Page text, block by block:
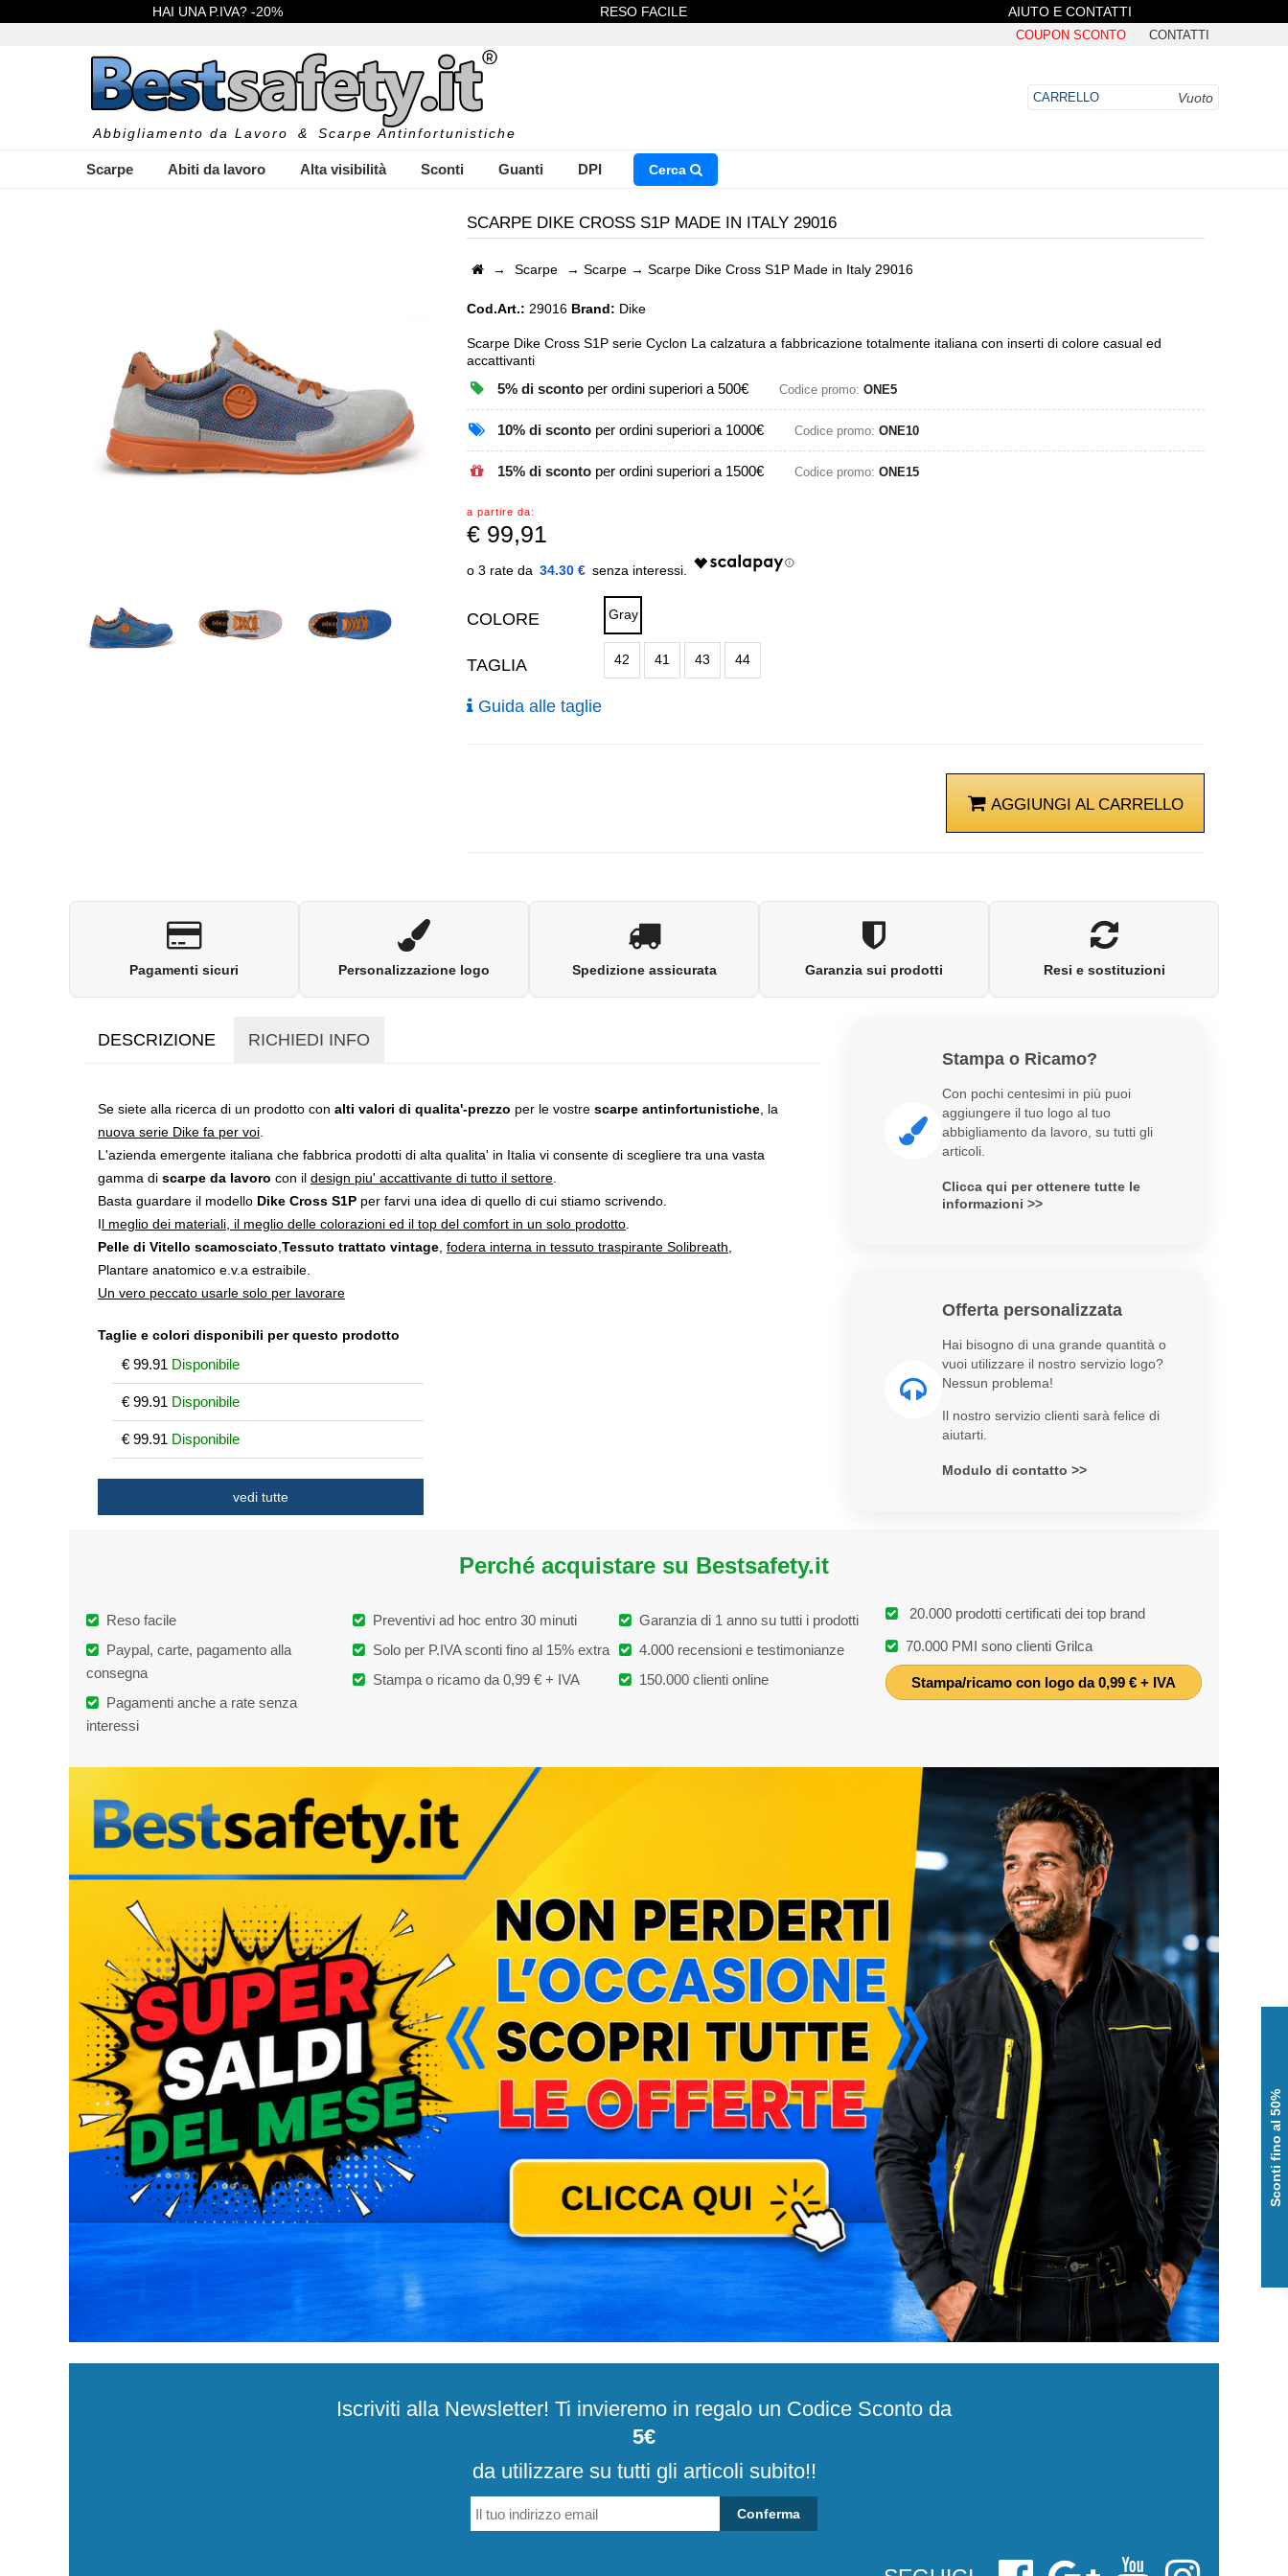
HAI UNA P.IVA? -20% RESO FACILE AIUTO E CONTATTI
COUPON SCONTO CONTATTI
Abbigliamento da Lavoro & Scarpe Antinfortunistiche
CARRELLO Vuoto
Scarpe Abiti da lavoro Alta visibilità Sconti Guanti DPI Cerca
SCARPE DIKE CROSS S1P MADE IN ITALY 29016
→ Scarpe → Scarpe→ Scarpe Dike Cross S1P Made in Italy 29016
Cod.Art.: 29016 Brand: Dike
Scarpe Dike Cross S1P serie Cyclon La calzatura a fabbricazione totalmente italiana con inserti di colore casual ed
accattivanti
5% di scontoper ordini superiori a 500€ Codice promo: ONE5
10% di scontoper ordini superiori a 1000€ Codice promo: ONE10
15% di scontoper ordini superiori a 1500€ Codice promo: ONE15
a partire da:
€ 99,91
34.30 €
COLORE Gray
TAGLIA 42 41 43 44
Guida alle taglie
AGGIUNGI AL CARRELLO
Pagamenti sicuri Personalizzazione logo Spedizione assicurata Garanzia sui prodotti Resi e sostituzioni
DESCRIZIONE RICHIEDI INFO
Se siete alla ricerca di un prodotto con alti valori di qualita'-prezzo per le vostre scarpe antinfortunistiche, la
nuova serie Dike fa per voi.
L'azienda emergente italiana che fabbrica prodotti di alta qualita' in Italia vi consente di scegliere tra una vasta
gamma di scarpe da lavoro con il design piu' accattivante di tutto il settore.
Basta guardare il modello Dike Cross S1P per farvi una idea di quello di cui stiamo scrivendo.
Il meglio dei materiali, il meglio delle colorazioni ed il top del comfort in un solo prodotto.
Pelle di Vitello scamosciato,Tessuto trattato vintage, fodera interna in tessuto traspirante Solibreath,
Plantare anatomico e.v.a estraibile.
Un vero peccato usarle solo per lavorare
Taglie e colori disponibili per questo prodotto
€ 99.91 Disponibile
€ 99.91 Disponibile
€ 99.91 Disponibile
42 - Gray € 99.91 Disponibile
38 - Blue € 99.91 Non disponibile
42 - Blue
43 - Blue 99.91
44 - Blue € 99.91 Non disponibile
47 - Blue € 99.91 Non disponibile
39 - Blue € 99.91 Non disponibile
39 - Gray € 99.91 Non disponibile
40 - Gray € 99.91 Non disponibile
41 - Gray 99.91 Disponibile
43 - Gray € 99.91 Disponibile
44 - Gray € 99.91 Disponibile
45 - Gray € 99.91 Non disponibile
46 - Gray € 99.91 Non disponibile
47 - Gray € 99.91 Non disponibile
48 - Gray € 99.91 Non disponibile
vedi tutte
Stampa o Ricamo?
Con pochi centesimi in più puoi
aggiungere il tuo logo al tuo
abbigliamento da lavoro, su tutti gli
articoli.
Clicca qui per ottenere tutte le
informazioni >>
Offerta personalizzata
Hai bisogno di una grande quantità o
vuoi utilizzare il nostro servizio logo?
Nessun problema!
Il nostro servizio clienti sarà felice di
aiutarti.
Modulo di contatto >>
Perché acquistare su Bestsafety.it
Reso facile
Paypal, carte, pagamento alla
consegna
Pagamenti anche a rate senza
interessi
Preventivi ad hoc entro 30 minuti
Solo per P.IVA sconti fino al 15% extra
Stampa o ricamo da 0,99 € + IVA
Garanzia di 1 anno su tutti i prodotti
4.000 recensioni e testimonianze
150.000 clienti online
20.000 prodotti certificati dei top brand
70.000 PMI sono clienti Grilca
Stampa/ricamo con logo da 0,99 € + IVA
Iscriviti alla Newsletter! Ti invieremo in regalo un Codice Sconto da
5€
da utilizzare su tutti gli articoli subito!!
Conferma
Sconti fino al 50%